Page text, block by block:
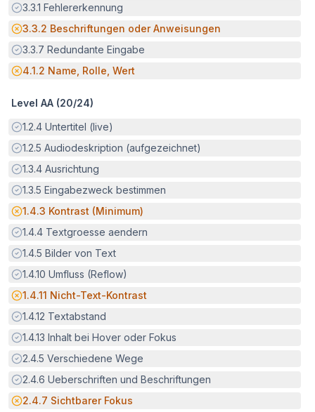
Erfüllt:
3.3.1 Fehlererkennung
Potenzielle Barriere:
3.3.2 Beschriftungen oder Anweisungen
Erfüllt:
3.3.7 Redundante Eingabe
Potenzielle Barriere:
4.1.2 Name, Rolle, Wert
Level AA (20/24)
Erfüllt:
1.2.4 Untertitel (live)
Erfüllt:
1.2.5 Audiodeskription (aufgezeichnet)
Erfüllt:
1.3.4 Ausrichtung
Erfüllt:
1.3.5 Eingabezweck bestimmen
Potenzielle Barriere:
1.4.3 Kontrast (Minimum)
Erfüllt:
1.4.4 Textgroesse aendern
Erfüllt:
1.4.5 Bilder von Text
Erfüllt:
1.4.10 Umfluss (Reflow)
Potenzielle Barriere:
1.4.11 Nicht-Text-Kontrast
Erfüllt:
1.4.12 Textabstand
Erfüllt:
1.4.13 Inhalt bei Hover oder Fokus
Erfüllt:
2.4.5 Verschiedene Wege
Erfüllt:
2.4.6 Ueberschriften und Beschriftungen
Potenzielle Barriere:
2.4.7 Sichtbarer Fokus